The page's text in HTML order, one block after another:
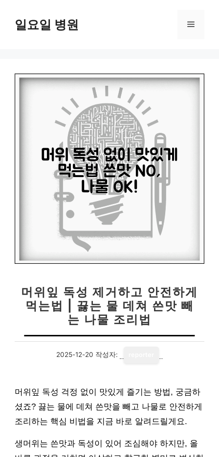
일요일 병원 메
머위잎 독성 제거하고 안전하게
먹는법 | 끓는 물 데쳐 쓴맛 빼
는 나물 조리법
2025-12-20 작성자:
머위잎 독성 걱정 없이 맛있게 즐기는 방법, 궁금하
셨죠? 끓는 물에 데쳐 쓴맛을 빼고 나물로 안전하게
조리하는 핵심 비법을 지금 바로 알려드릴게요.
생머위는 쓴맛과 독성이 있어 조심해야 하지만, 올